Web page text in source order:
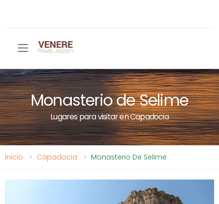
Toggle mobile menu
Monasterio de Selime
Lugares para visitar en Capadocia
Inicio Capadocia Monasterio De Selime